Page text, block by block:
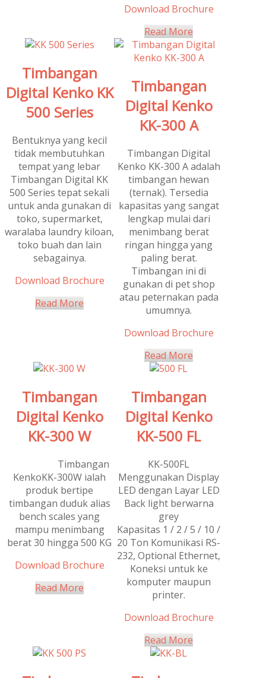
Download Brochure
Read More
Timbangan
Digital Kenko KK
500 Series
Bentuknya yang kecil
tidak membutuhkan
tempat yang lebar
Timbangan Digital KK
500 Series tepat sekali
untuk anda gunakan di
toko, supermarket,
waralaba laundry kiloan,
toko buah dan lain
sebagainya.
Download Brochure
Read More
Timbangan
Digital Kenko
KK-300 A
Timbangan Digital
Kenko KK-300 A adalah
timbangan hewan
(ternak). Tersedia
kapasitas yang sangat
lengkap mulai dari
menimbang berat
ringan hingga yang
paling berat.
Timbangan ini di
gunakan di pet shop
atau peternakan pada
umumnya.
Download Brochure
Read More
Timbangan
Digital Kenko
KK-300 W
RatedOut
Of 5
Timbangan
KenkoKK-300W ialah
produk bertipe
timbangan duduk alias
bench scales yang
mampu menimbang
berat 30 hingga 500 KG
Download Brochure
Read More
Timbangan
Digital Kenko
KK-500 FL
KK-500FL
Menggunakan Display
LED dengan Layar LED
Back light berwarna
grey
Kapasitas 1 / 2 / 5 / 10 /
20 Ton Komunikasi RS-
232, Optional Ethernet,
Koneksi untuk ke
komputer maupun
printer.
Download Brochure
Read More